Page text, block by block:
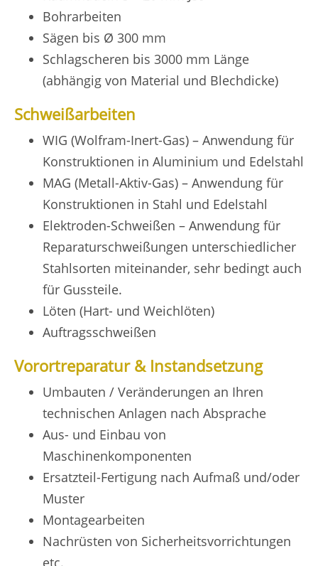
Bohrarbeiten
Sägen bis Ø 300 mm
Schlagscheren bis 3000 mm Länge
(abhängig von Material und Blechdicke)
Schweißarbeiten
WIG (Wolfram-Inert-Gas) – Anwendung für
Konstruktionen in Aluminium und Edelstahl
MAG (Metall-Aktiv-Gas) – Anwendung für
Konstruktionen in Stahl und Edelstahl
Elektroden-Schweißen – Anwendung für
Reparaturschweißungen unterschiedlicher
Stahlsorten miteinander, sehr bedingt auch
für Gussteile.
Löten (Hart- und Weichlöten)
Auftragsschweißen
Vorortreparatur & Instandsetzung
Umbauten / Veränderungen an Ihren
technischen Anlagen nach Absprache
Aus- und Einbau von
Maschinenkomponenten
Ersatzteil-Fertigung nach Aufmaß und/oder
Muster
Montagearbeiten
Nachrüsten von Sicherheitsvorrichtungen
etc.